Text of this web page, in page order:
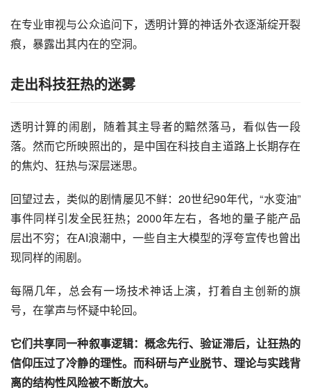
在专业审视与公众追问下，透明计算的神话外衣逐渐绽开裂
痕，暴露出其内在的空洞。
走出科技狂热的迷雾
透明计算的闹剧，随着其主导者的黯然落马，看似告一段
落。然而它所映照出的，是中国在科技自主道路上长期存在
的焦灼、狂热与深层迷思。
回望过去，类似的剧情屡见不鲜：20世纪90年代，“水变油”
事件同样引发全民狂热；2000年左右，各地的量子能产品
层出不穷；在AI浪潮中，一些自主大模型的浮夸宣传也曾出
现同样的闹剧。
每隔几年，总会有一场技术神话上演，打着自主创新的旗
号，在掌声与怀疑中轮回。
它们共享同一种叙事逻辑：概念先行、验证滞后，让狂热的
信仰压过了冷静的理性。而科研与产业脱节、理论与实践背
离的结构性风险被不断放大。